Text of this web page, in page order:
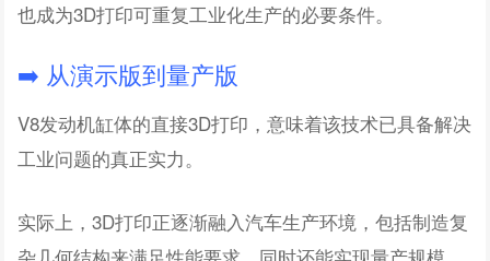
也成为3D打印可重复工业化生产的必要条件。
➡️ 从演示版到量产版
V8发动机缸体的直接3D打印，意味着该技术已具备解决
工业问题的真正实力。
实际上，3D打印正逐渐融入汽车生产环境，包括制造复